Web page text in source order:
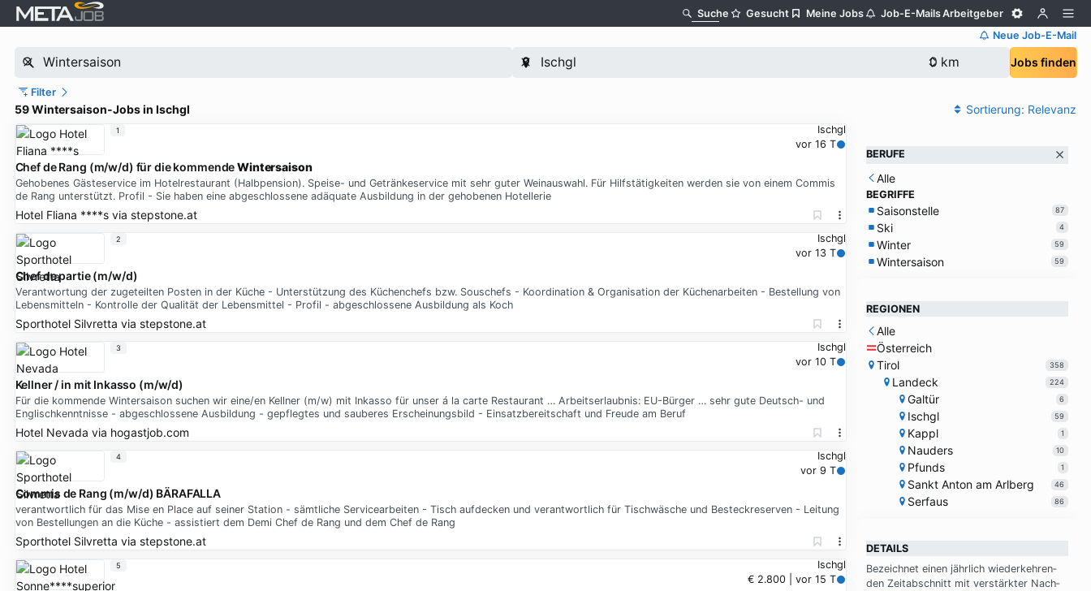
Suche Gesucht Meine Jobs Job-E-MailsArbeitgeber
Neue Job-E-Mail
Jobs finden
Filter
59 Wintersaison-Jobs in Ischgl Sortierung: Relevanz
Ischgl
vor 16 T
Chef de Rang (m/w/d) für die kommendeWintersaison
Gehobenes Gästeservice im Hotelrestaurant (Halbpension). Speise- und Getränkeservice mit sehr guter Weinauswahl. Für Hilfstätigkeiten werden sie von einem Commis
de Rang unterstützt. Profil - Sie haben eine abgeschlossene adäquate Ausbildung in der gehobenen Hotellerie
Hotel Fliana ****svia stepstone.at
1
Ischgl
vor 13 T
Chef de partie (m/w/d)
Verantwortung der zugeteilten Posten in der Küche - Unterstützung des Küchenchefs bzw. Souschefs - Koordination & Organisation der Küchenarbeiten - Bestellung von
Lebensmitteln - Kontrolle der Qualität der Lebensmittel - Profil - abgeschlossene Ausbildung als Koch
Sporthotel Silvretta via stepstone.at
2
Ischgl
vor 10 T
Kellner / in mit Inkasso (m/w/d)
Für die kommende Wintersaison suchen wir eine/en Kellner (m/w) mit Inkasso für unser á la carte Restaurant … Arbeitserlaubnis: EU-Bürger … sehr gute Deutsch- und
Englischkenntnisse - abgeschlossene Ausbildung - gepflegtes und sauberes Erscheinungsbild - Einsatzbereitschaft und Freude am Beruf
Hotel Nevada via hogastjob.com
3
Ischgl
vor 9 T
Commis de Rang (m/w/d) BÄRAFALLA
verantwortlich für das Mise en Place auf seiner Station - sämtliche Servicearbeiten - Tisch aufdecken und verantwortlich für Tischwäsche und Besteckreserven - Leitung
von Bestellungen an die Küche - assistiert dem Demi Chef de Rang und dem Chef de Rang
Sporthotel Silvretta via stepstone.at
4
Ischgl
€ 2.800 | vor 15 T
5
BERUFE
Alle
BEGRIFFE
Saisonstelle 87
Ski 4
Winter 59
Wintersaison 59
REGIONEN
Alle
Österreich
Tirol
358
Landeck 224
Galtür 6
Ischgl 59
Kappl 1
Nauders 10
Pfunds 1
Sankt Anton am Arlberg 46
Serfaus 86
DETAILS
Be­zeich­net einen jähr­lich wie­der­keh­ren­
den Zeit­ab­schnitt mit ver­stärk­ter Nach­